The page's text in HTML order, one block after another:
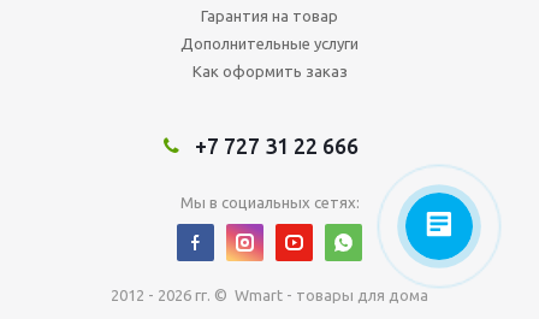
Гарантия на товар
Дополнительные услуги
Как оформить заказ
+7 727 31 22 666
Мы в социальных сетях:
2012 - 2026 гг. © Wmart - товары для дома